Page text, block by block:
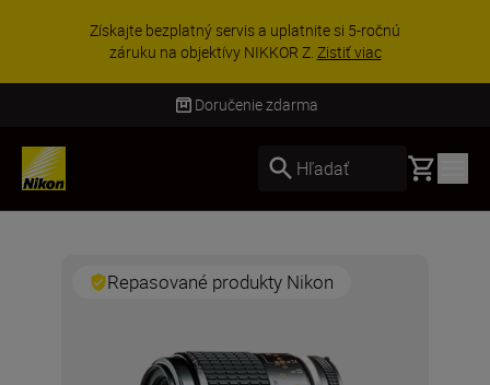
Získajte bezplatný servis a uplatnite si 5-ročnú
záruku na objektívy NIKKOR Z. Zistiť viac
Doručenie zdarma
Hľadať Basket
Repasované produkty Nikon